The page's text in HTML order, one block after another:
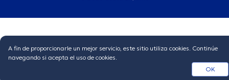
A fin de proporcionarle un mejor servicio, este sitio utiliza cookies. Continúe
navegando si acepta el uso de cookies.
OK